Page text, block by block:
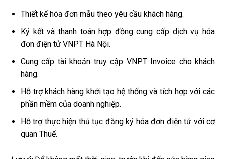
Thiết kế hóa đơn mẫu theo yêu cầu khách hàng.
Ký kết và thanh toán hợp đồng cung cấp dịch vụ hóa
đơn điện tử VNPT Hà Nội.
Cung cấp tài khoản truy cập VNPT Invoice cho khách
hàng.
Hỗ trợ khách hàng khởi tạo hệ thống và tích hợp với các
phần mềm của doanh nghiệp.
Hỗ trợ thực hiện thủ tục đăng ký hóa đơn điện tử với cơ
quan Thuế.